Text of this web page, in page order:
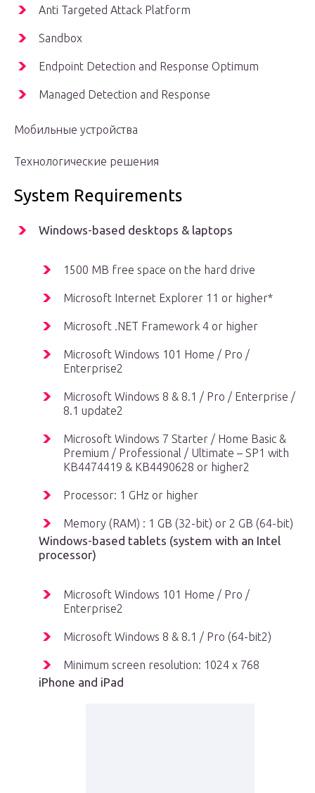
Anti Targeted Attack Platform
Sandbox
Endpoint Detection and Response Optimum
Managed Detection and Response
Мобильные устройства
Технологические решения
System Requirements
Windows-based desktops & laptops
1500 MB free space on the hard drive
Microsoft Internet Explorer 11 or higher*
Microsoft .NET Framework 4 or higher
Microsoft Windows 101 Home / Pro /
Enterprise2
Microsoft Windows 8 & 8.1 / Pro / Enterprise /
8.1 update2
Microsoft Windows 7 Starter / Home Basic &
Premium / Professional / Ultimate – SP1 with
KB4474419 & KB4490628 or higher2
Processor: 1 GHz or higher
Memory (RAM) : 1 GB (32-bit) or 2 GB (64-bit)
Windows-based tablets (system with an Intel
processor)
Microsoft Windows 101 Home / Pro /
Enterprise2
Microsoft Windows 8 & 8.1 / Pro (64-bit2)
Minimum screen resolution: 1024 x 768
iPhone and iPad